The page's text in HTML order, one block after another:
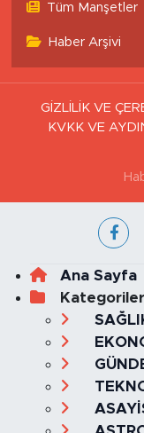
Tüm Manşetler
Haber Arşivi
GİZLİLİK VE
KVKK VE
Ana Sayfa
Kategoriler